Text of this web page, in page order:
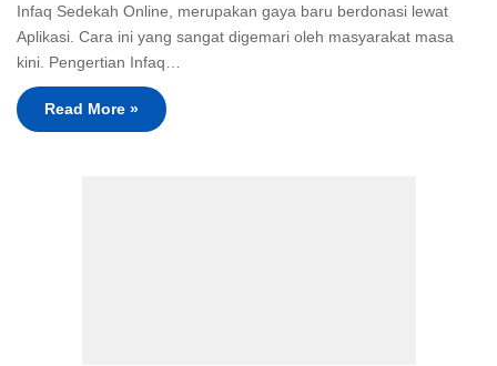
Infaq Sedekah Online, merupakan gaya baru berdonasi lewat
Aplikasi. Cara ini yang sangat digemari oleh masyarakat masa
kini. Pengertian Infaq…
Read More »